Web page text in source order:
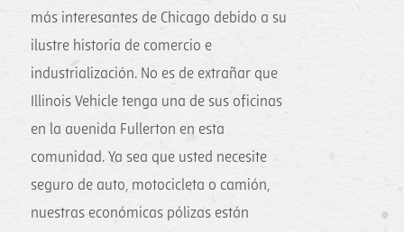
más interesantes de Chicago debido a su
ilustre historia de comercio e
industrialización. No es de extrañar que
Illinois Vehicle tenga una de sus oficinas
en la avenida Fullerton en esta
comunidad. Ya sea que usted necesite
seguro de auto, motocicleta o camión,
nuestras económicas pólizas están